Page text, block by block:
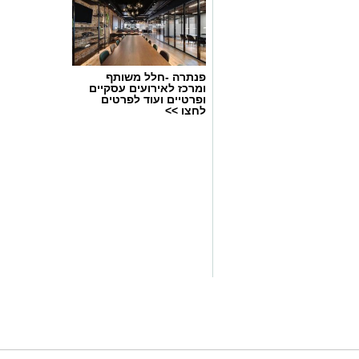
צילום: עיריית קריית גת
באליפות מחוז דרום, במסגרת הקרב-רב,
פנתרה -חלל משותף
ומרכז לאירועים עסקיים
ופרטיים ועוד לפרטים
לחצו >>